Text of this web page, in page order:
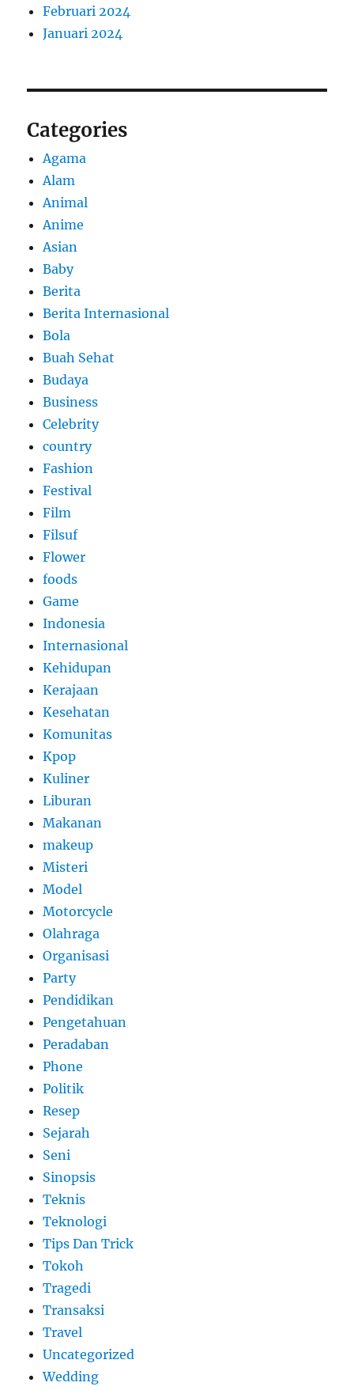
Februari 2024
Januari 2024
Categories
Agama
Alam
Animal
Anime
Asian
Baby
Berita
Berita Internasional
Bola
Buah Sehat
Budaya
Business
Celebrity
country
Fashion
Festival
Film
Filsuf
Flower
foods
Game
Indonesia
Internasional
Kehidupan
Kerajaan
Kesehatan
Komunitas
Kpop
Kuliner
Liburan
Makanan
makeup
Misteri
Model
Motorcycle
Olahraga
Organisasi
Party
Pendidikan
Pengetahuan
Peradaban
Phone
Politik
Resep
Sejarah
Seni
Sinopsis
Teknis
Teknologi
Tips Dan Trick
Tokoh
Tragedi
Transaksi
Travel
Uncategorized
Wedding